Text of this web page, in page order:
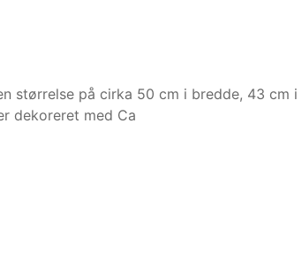
størrelse på cirka 50 cm i bredde, 43
dekoreret med Ca